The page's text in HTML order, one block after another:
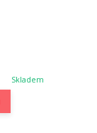
Skladem